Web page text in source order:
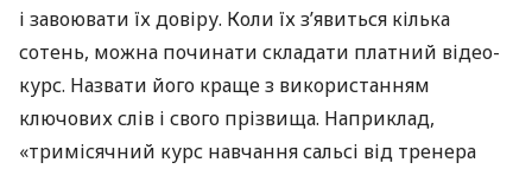
і завоювати їх довіру. Коли їх з’явиться кілька
сотень, можна починати складати платний відео-
курс. Назвати його краще з використанням
ключових слів і свого прізвища. Наприклад,
«тримісячний курс навчання сальсі від тренера